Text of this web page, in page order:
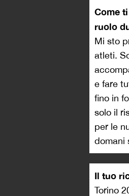
Come
ruolo
Mi sto
atleti.
e fare
fino in
solo il
per le
domani
Il tuo
Torino